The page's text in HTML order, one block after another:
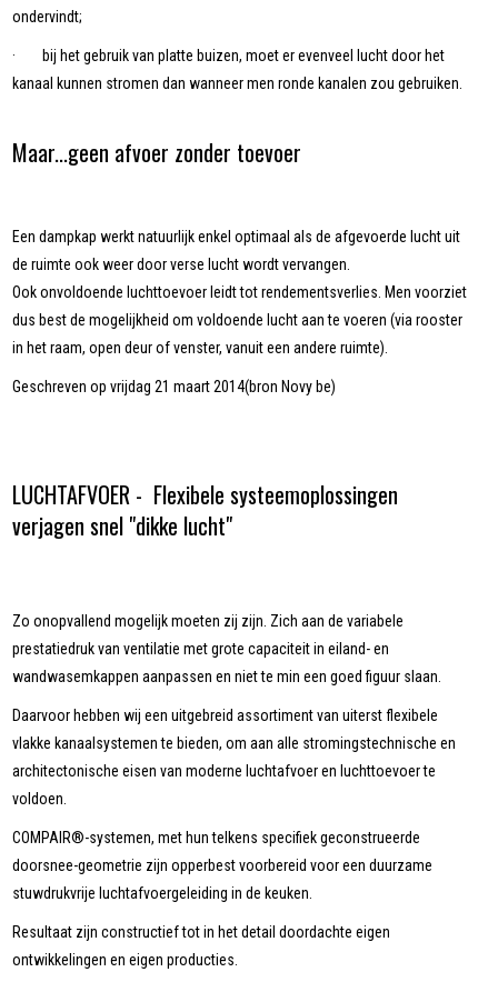
ondervindt;
· bij het gebruik van platte buizen, moet er evenveel lucht door het
kanaal kunnen stromen dan wanneer men ronde kanalen zou gebruiken.
Maar...geen afvoer zonder toevoer
Een dampkap werkt natuurlijk enkel optimaal als de afgevoerde lucht uit
de ruimte ook weer door verse lucht wordt vervangen.
Ook onvoldoende luchttoevoer leidt tot rendementsverlies. Men voorziet
dus best de mogelijkheid om voldoende lucht aan te voeren (via rooster
in het raam, open deur of venster, vanuit een andere ruimte).
Geschreven op vrijdag 21 maart 2014(bron Novy be)
LUCHTAFVOER - Flexibele systeemoplossingen
verjagen snel "dikke lucht"
Zo onopvallend mogelijk moeten zij zijn. Zich aan de variabele
prestatiedruk van ventilatie met grote capaciteit in eiland- en
wandwasemkappen aanpassen en niet te min een goed figuur slaan.
Daarvoor hebben wij een uitgebreid assortiment van uiterst flexibele
vlakke kanaalsystemen te bieden, om aan alle stromingstechnische en
architectonische eisen van moderne luchtafvoer en luchttoevoer te
voldoen.
COMPAIR®-systemen, met hun telkens specifiek geconstrueerde
doorsnee-geometrie zijn opperbest voorbereid voor een duurzame
stuwdrukvrije luchtafvoergeleiding in de keuken.
Resultaat zijn constructief tot in het detail doordachte eigen
ontwikkelingen en eigen producties.